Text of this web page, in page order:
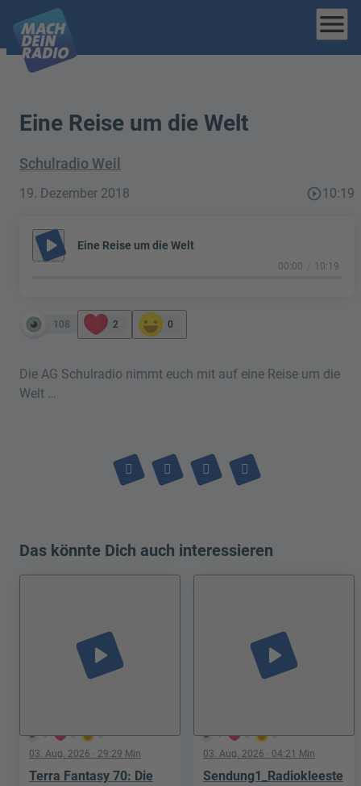
menu
Eine Reise um die Welt
Schulradio Weil
19. Dezember 2018 play_circle_outline10:19
play_arrow Eine Reise um die Welt
00:00 10:19
108 2 0
Die AG Schulradio nimmt euch mit auf eine Reise um die
Welt …
Das könnte Dich auch interessieren
3 0 0
play_arrow
03. Aug. 2026 · 29:29 Min
Terra Fantasy 70: Die
4 0 0
play_arrow
03. Aug. 2026 · 04:21 Min
Sendung1_Radiokleeste